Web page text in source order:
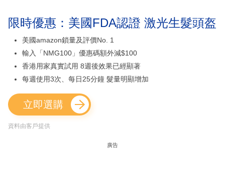
限時優惠：美國FDA認證 激光生髮頭盔
美國amazon鎖量及評價No. 1
輸入「NMG100」優惠碼額外減$100
香港用家真實試用 8週後效果已經顯著
每週使用3次、每日25分鐘 髮量明顯增加
立即選購
資料由客戶提供
廣告